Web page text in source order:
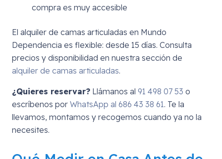
compra es muy accesible
El alquiler de camas articuladas en Mundo
Dependencia es flexible: desde 15 días. Consulta
precios y disponibilidad en nuestra sección de
alquiler de camas articuladas.
¿Quieres reservar? Llámanos al 91 498 07 53 o
escríbenos por WhatsApp al 686 43 38 61. Te la
llevamos, montamos y recogemos cuando ya no la
necesites.